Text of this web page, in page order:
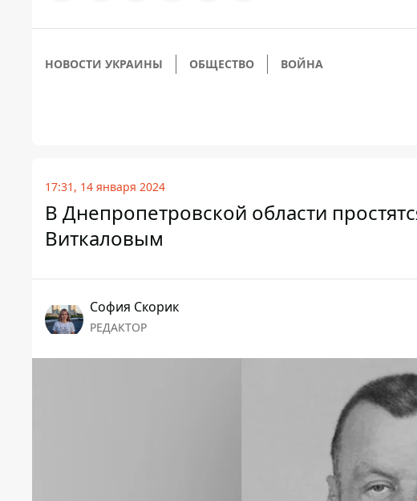
НОВОСТИ УКРАИНЫ ОБЩЕСТВО ВОЙНА
17:31, 14 января 2024
В Днепропетровской области
Виткаловым
София Скорик
РЕДАКТОР